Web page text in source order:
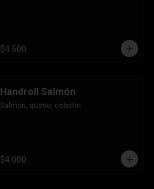
$4.500
Handroll Salmón
Salmon, queso, cebollin
$4.000